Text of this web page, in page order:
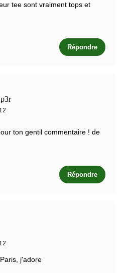
tee sont vraiment tops et
Répondre
ton gentil commentaire ! de
Répondre
j'adore